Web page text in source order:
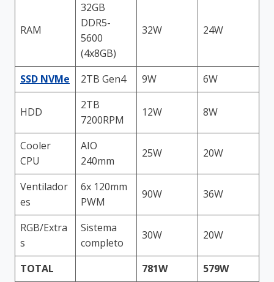
RAM
32GB
DDR5-
5600
(4x8GB)
32W 24W
SSD NVMe 2TB Gen4 9W 6W
HDD
2TB
7200RPM
12W 8W
Cooler
CPU
AIO
240mm
25W 20W
Ventilador
es
6x 120mm
PWM
90W 36W
RGB/Extra
s
Sistema
completo
30W 20W
TOTAL 781W 579W